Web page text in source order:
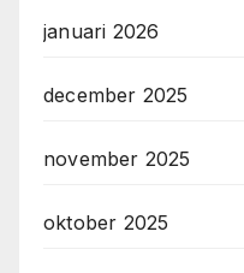
januari 2026
december 2025
november 2025
oktober 2025